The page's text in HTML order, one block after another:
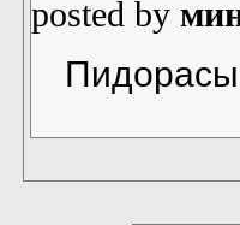
posted by